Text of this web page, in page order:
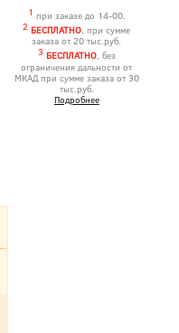
1 при заказе до 14-00.
2 БЕСПЛАТНО, при сумме
заказа от 20 тыс.руб.
3 БЕСПЛАТНО, без
ограничения дальности от
МКАД при сумме заказа от 30
тыс.руб.
Подробнее